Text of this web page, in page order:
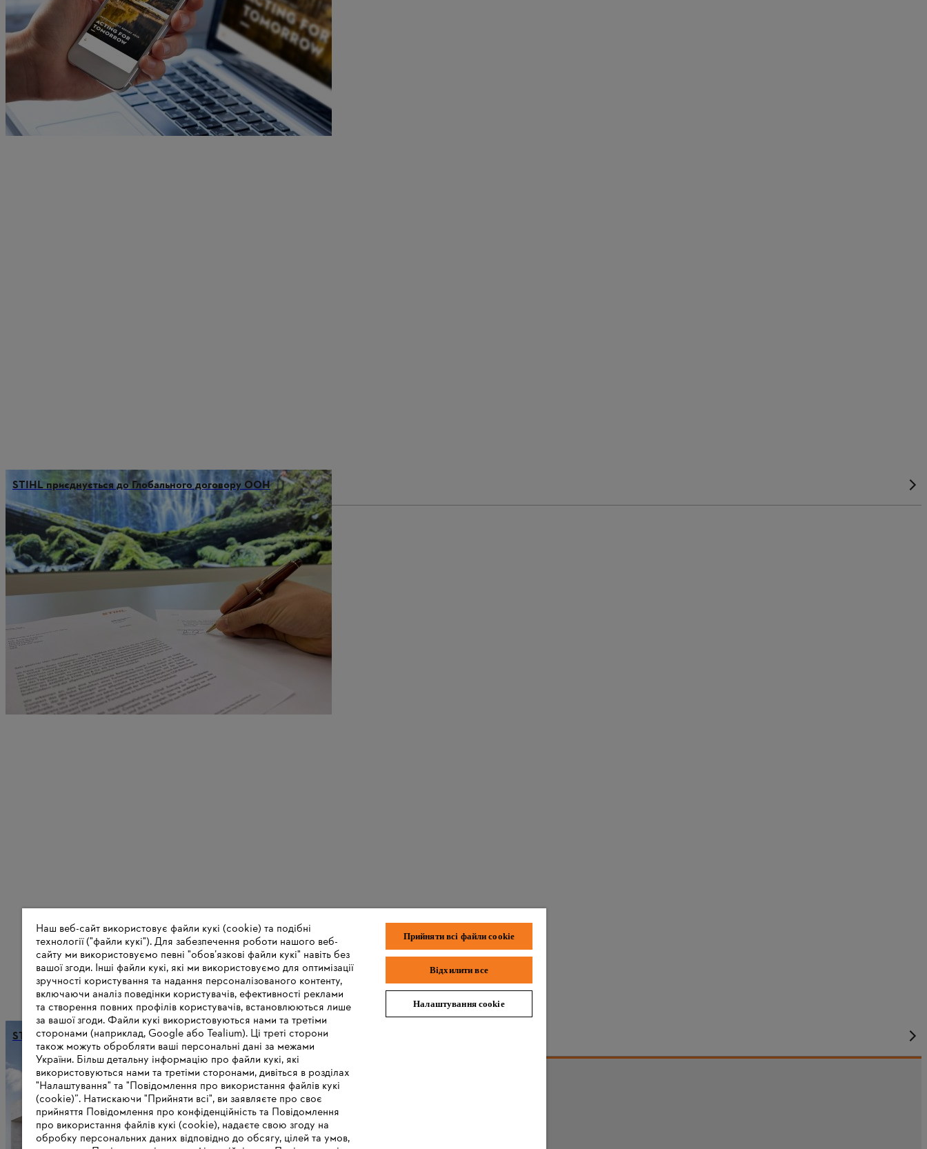
STIHL приєднується до Глобального договору ООН
STIHL стає кліматично нейтральною
Інформація для постачальників
Продукція
Контакт
Кар'єра
Система повідомлень про порушення
Наш веб-сайт використовує файли кукі (cookie) та подібні
технології ("файли кукі"). Для забезпечення роботи нашого веб-
сайту ми використовуємо певні "обов’язкові файли кукі" навіть без
вашої згоди. Інші файли кукі, які ми використовуємо для оптимізації
зручності користування та надання персоналізованого контенту,
включаючи аналіз поведінки користувачів, ефективності реклами
та створення повних профілів користувачів, встановлюються лише
за вашої згоди. Файли кукі використовуються нами та третіми
сторонами (наприклад, Google або Tealium). Ці треті сторони
також можуть обробляти ваші персональні дані за межами
України. Більш детальну інформацію про файли кукі, які
використовуються нами та третіми сторонами, дивіться в розділах
"Налаштування" та "Повідомлення про використання файлів кукі
(cookie)”. Натискаючи "Прийняти всі", ви заявляєте про своє
прийняття Повідомлення про конфіденційність та Повідомлення
про використання файлів кукі (cookie), надаєте свою згоду на
обробку персональних даних відповідно до обсягу, цілей та умов,
Прийняти всі файли сookie
Відхилити все
Налаштування cookie